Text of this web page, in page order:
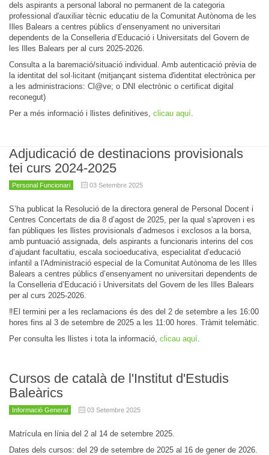
dels aspirants a personal laboral no permanent de la categoria
professional d'auxiliar tècnic educatiu de la Comunitat Autònoma de les
Illes Balears a centres públics d’ensenyament no universitari
dependents de la Conselleria d’Educació i Universitats del Govern de
les Illes Balears per al curs 2025-2026.
Consulta a la baremació/situació individual. Amb autenticació prèvia de
la identitat del sol·licitant (mitjançant sistema d'identitat electrònica per
a les administracions: Cl@ve; o DNI electrònic o certificat digital
reconegut)
Per a més informació i llistes definitives, clicau aquí.
Adjudicació de destinacions provisionals
tei curs 2024-2025
Personal Funcionari 03 Setembre 2025
S’ha publicat la Resolució de la directora general de Personal Docent i
Centres Concertats de dia 8 d’agost de 2025, per la qual s'aproven i es
fan públiques les llistes provisionals d’admesos i exclosos a la borsa,
amb puntuació assignada, dels aspirants a funcionaris interins del cos
d’ajudant facultatiu, escala socioeducativa, especialitat d’educació
infantil a l'Administració especial de la Comunitat Autònoma de les Illes
Balears a centres públics d’ensenyament no universitari dependents de
la Conselleria d’Educació i Universitats del Govern de les Illes Balears
per al curs 2025-2026.
‼El termini per a les reclamacions és des del 2 de setembre a les 16:00
hores fins al 3 de setembre de 2025 a les 11:00 hores. Tràmit telemàtic.
Per consulta les llistes i tota la informació, clicau aquí.
Cursos de català de l'Institut d'Estudis
Baleàrics
Informació General 03 Setembre 2025
Matrícula en línia del 2 al 14 de setembre 2025.
Dates dels cursos: del 29 de setembre de 2025 al 16 de gener de 2026.